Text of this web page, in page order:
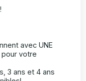
avec UNE
pour votre
3 ans et 4 ans